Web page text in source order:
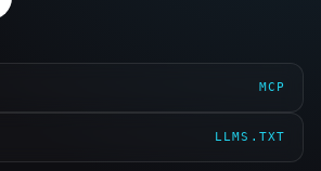
MCP
LLMS.TXT